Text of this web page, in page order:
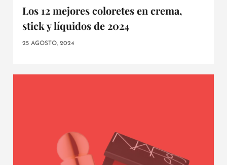
Los 12 mejores coloretes en crema,
stick y líquidos de 2024
25 AGOSTO, 2024